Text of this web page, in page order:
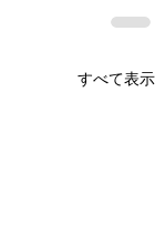
すべて表示